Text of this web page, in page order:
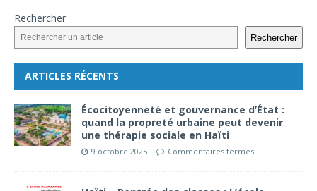
Rechercher
Rechercher
ARTICLES RÉCENTS
Écocitoyenneté et gouvernance d’État :
quand la propreté urbaine peut devenir
une thérapie sociale en Haïti
9 octobre 2025 Commentaires fermés